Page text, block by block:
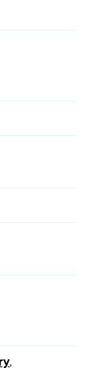
,